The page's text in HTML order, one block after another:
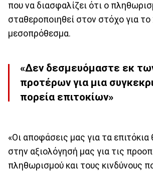
που να διασφαλίζει ότι ο
σταθεροποιηθεί στον στόχο για το
μεσοπρόθεσμα.
«Δεν δεσμευόμαστε εκ
προτέρων για μια
πορεία επιτοκίων»
«Οι αποφάσεις μας για τα επιτόκια
στην αξιολόγησή μας για τις
πληθωρισμού και τους κινδύνους